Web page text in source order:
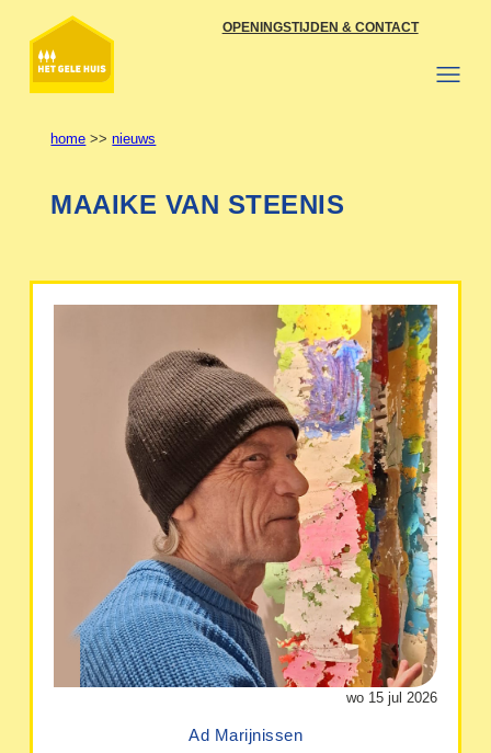
naar
inhoud
OPENINGSTIJDEN & CONTACT
home >>nieuws
MAAIKE VAN STEENIS
wo 15 jul 2026
Ad Marijnissen